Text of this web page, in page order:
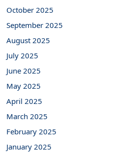
October 2025
September 2025
August 2025
July 2025
June 2025
May 2025
April 2025
March 2025
February 2025
January 2025